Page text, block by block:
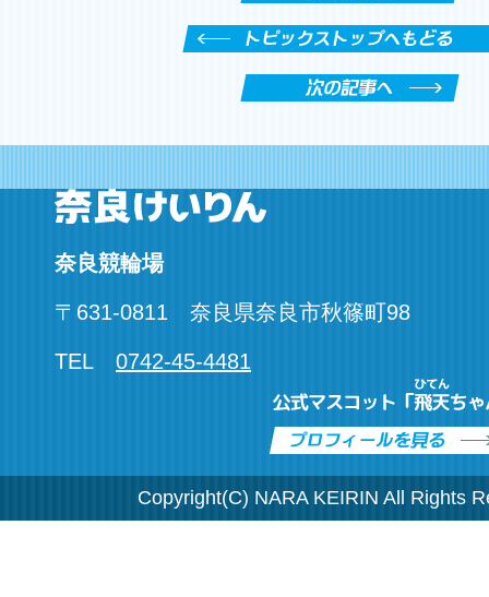
奈良競輪場
〒 631-0811 奈良県奈良市秋篠町98
TEL 0742-45-4481
Copyright(C) NARA KEIRIN All Rights